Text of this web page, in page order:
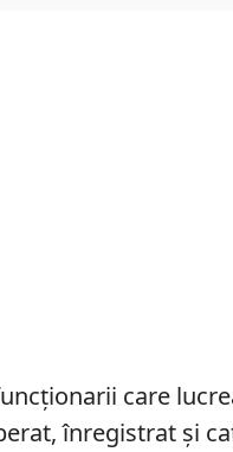
care
înregistrat și